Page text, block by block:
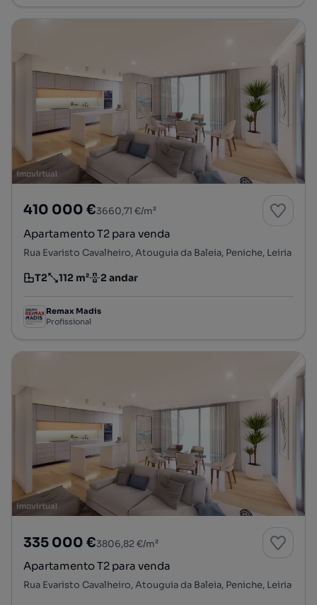
410 000 €3660,71 €/m²
Apartamento T2 para venda
Rua Evaristo Cavalheiro, Atouguia da Baleia, Peniche, Leiria
Tipologia
T2
Preço por metro quadrado
112 m²
Andar 2 andar
Remax Madis
Profissional
335 000 €3806,82 €/m²
Apartamento T2 para venda
Rua Evaristo Cavalheiro, Atouguia da Baleia, Peniche, Leiria